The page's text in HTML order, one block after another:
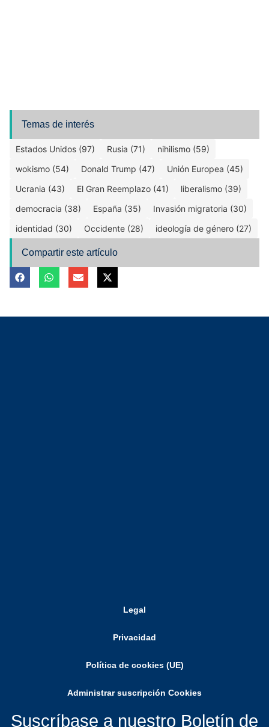
Temas de interés
Estados Unidos (97) Rusia (71)
nihilismo (59)
wokismo (54)
Donald Trump (47)
Unión Europea (45)
Ucrania (43)
El Gran Reemplazo (41)
liberalismo (39)
democracia (38)
España (35)
Invasión migratoria (30)
identidad (30)
Occidente (28) ideología de género (27)
Compartir este artículo
Legal
Privacidad
Política de cookies (UE)
Administrar suscripción Cookies
Suscríbase a nuestro Boletín de